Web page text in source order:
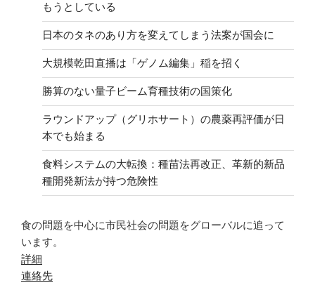
もうとしている
日本のタネのあり方を変えてしまう法案が国会に
大規模乾田直播は「ゲノム編集」稲を招く
勝算のない量子ビーム育種技術の国策化
ラウンドアップ（グリホサート）の農薬再評価が日
本でも始まる
食料システムの大転換：種苗法再改正、革新的新品
種開発新法が持つ危険性
食の問題を中心に市民社会の問題をグローバルに追って
います。
詳細
連絡先